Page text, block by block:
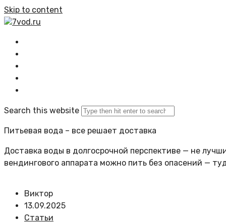
Skip to content
7vod.ru
Search this website
Питьевая вода – все решает доставка
Доставка воды в долгосрочной перспективе — не
вендингового аппарата можно пить без опасений —
Виктор
13.09.2025
Статьи